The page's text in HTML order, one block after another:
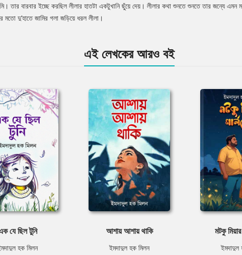
তার বারবার ইচ্ছে করছিল লীলার হাতটা একটুখানি ছুঁয়ে দেয়। লীলার কথা শুনতে শুনতে তার জন্যে
দু’হাতে জামির গলা জড়িয়ে ধরল লীলা।
এই লেখকের আরও বই
যে ছিল টুনি
হক মিলন
আশায় আশায় থাকি
ইমদাদুল হক মিলন
মটকু মিয়ার
ইমদাদুল